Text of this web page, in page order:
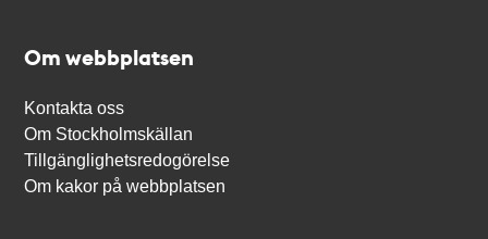
Om webbplatsen
Kontakta oss
Om Stockholmskällan
Tillgänglighetsredogörelse
Om kakor på webbplatsen